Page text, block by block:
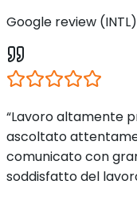
Google review
“Lavoro altamente
ascoltato
comunicato con
soddisfatto del